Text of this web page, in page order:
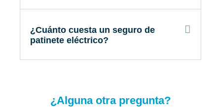
¿Cuánto cuesta un seguro de
patinete eléctrico?
¿Alguna otra pregunta?